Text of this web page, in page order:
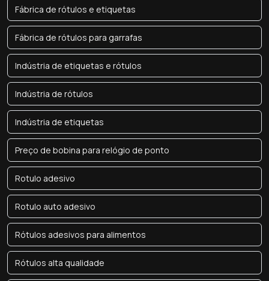
Fábrica de rótulos e etiquetas
Fábrica de rótulos para garrafas
Indústria de etiquetas e rótulos
Indústria de rótulos
Indústria de etiquetas
Preço de bobina para relógio de ponto
Rotulo adesivo
Rotulo auto adesivo
Rótulos adesivos para alimentos
Rótulos alta qualidade